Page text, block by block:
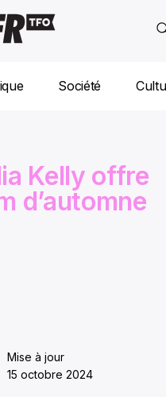
Société
Kelly offre
d’automne
Mise à jour
15 octobre 2024